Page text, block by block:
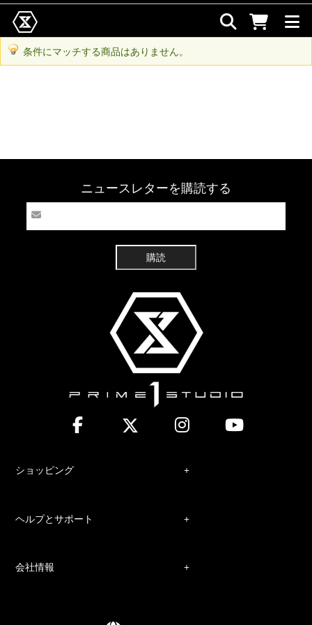
条件にマッチする商品はありません。
ニュースレターを購読する
購読
ショッピング
ヘルプとサポート
会社情報